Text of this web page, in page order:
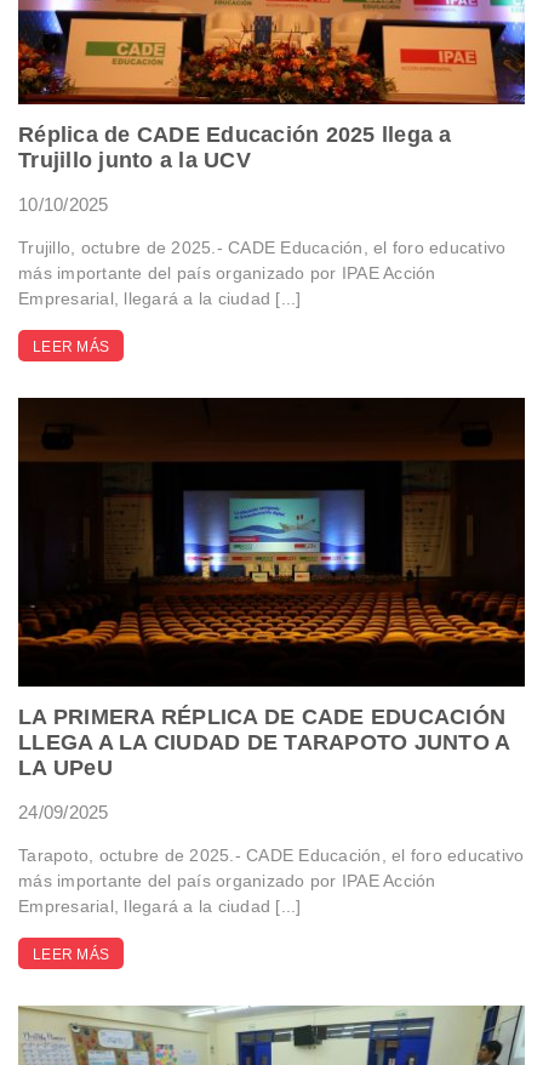
Réplica de CADE Educación 2025 llega a
Trujillo junto a la UCV
10/10/2025
Trujillo, octubre de 2025.- CADE Educación, el foro educativo
más importante del país organizado por IPAE Acción
Empresarial, llegará a la ciudad [...]
LEER MÁS
LA PRIMERA RÉPLICA DE CADE EDUCACIÓN
LLEGA A LA CIUDAD DE TARAPOTO JUNTO A
LA UPeU
24/09/2025
Tarapoto, octubre de 2025.- CADE Educación, el foro educativo
más importante del país organizado por IPAE Acción
Empresarial, llegará a la ciudad [...]
LEER MÁS